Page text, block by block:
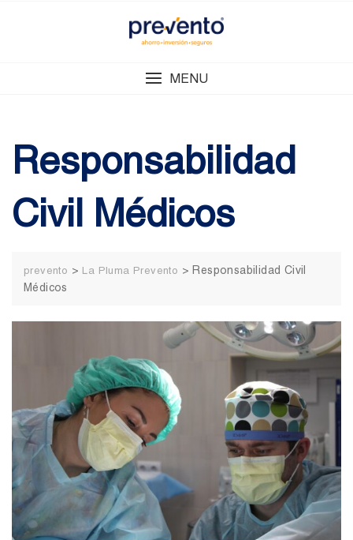
MENU
Responsabilidad
Civil Médicos
prevento > La Pluma Prevento > Responsabilidad Civil
Médicos